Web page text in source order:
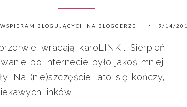
BLOGUJĄCYCH NA BLOGGERZE 9/14/
wracają karoLINKI. Sierpień
po internecie było jakoś mniej.
Na (nie)szczęście lato się kończy,
linków.